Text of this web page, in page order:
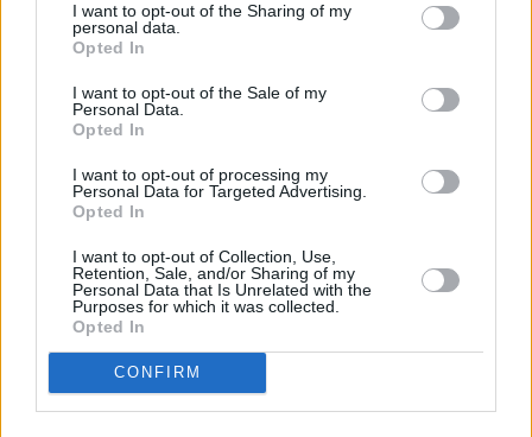
I want to opt-out of the Sharing of my
personal data.
Opted In
I want to opt-out of the Sale of my
Personal Data.
Opted In
I want to opt-out of processing my
Personal Data for Targeted Advertising.
Opted In
I want to opt-out of Collection, Use,
Retention, Sale, and/or Sharing of my
Personal Data that Is Unrelated with the
Purposes for which it was collected.
Opted In
CONFIRM
Οδηγοί Δασικών Υπηρεσιών: Ζητούν ένταξη στο
ανθυγιεινό επίδομα